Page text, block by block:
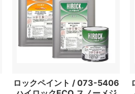
ロックペイント / 073-5406